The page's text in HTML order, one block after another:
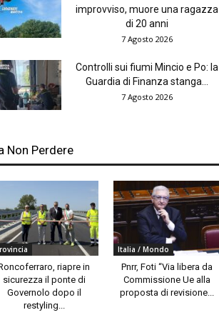
improvviso, muore una ragazza
di 20 anni
7 Agosto 2026
Controlli sui fiumi Mincio e Po: la
Guardia di Finanza stanga...
7 Agosto 2026
Non Perdere
riapre in
sicurezza il ponte di
Governolo dopo il
restyling...
Italia / Mondo
Pnrr, Foti “Via libera da
Commissione Ue alla
proposta di revisione...